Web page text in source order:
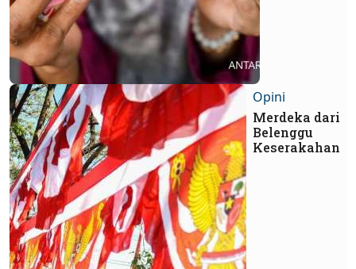
Opini
Merdeka dari
Belenggu
Keserakahan